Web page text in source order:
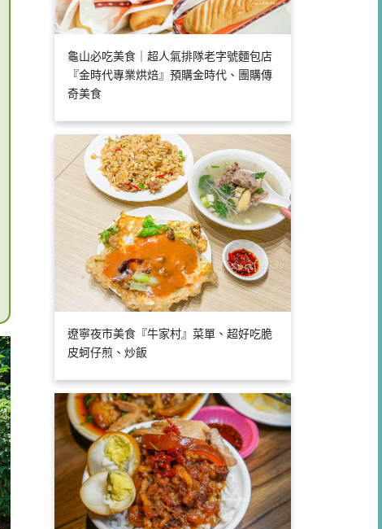
龜山必吃美食｜超人氣排隊老字號麵包店
『金時代專業烘焙』預購金時代、團購傳
奇美食
遼寧夜市美食『牛家村』菜單、超好吃脆
皮蚵仔煎、炒飯